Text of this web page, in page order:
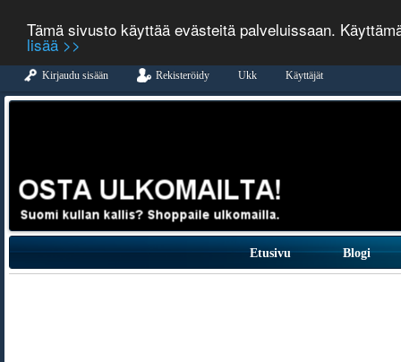
Tämä sivusto käyttää evästeitä palveluissaan.
lisää >>
Kirjaudu sisään Rekisteröidy Ukk Käyttäjät
Etusivu Blogi